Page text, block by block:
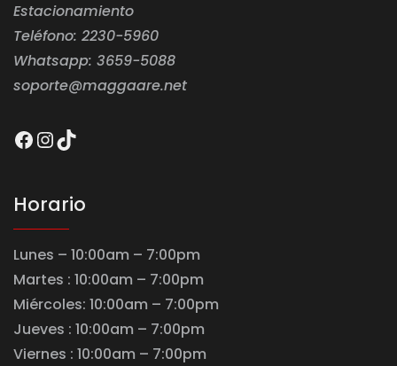
Estacionamiento
Teléfono: 2230-5960
Whatsapp: 3659-5088
soporte@maggaare.net
Facebook
Instagram
TikTok
Horario
Lunes – 10:00am – 7:00pm
Martes : 10:00am – 7:00pm
Miércoles: 10:00am – 7:00pm
Jueves : 10:00am – 7:00pm
Viernes : 10:00am – 7:00pm